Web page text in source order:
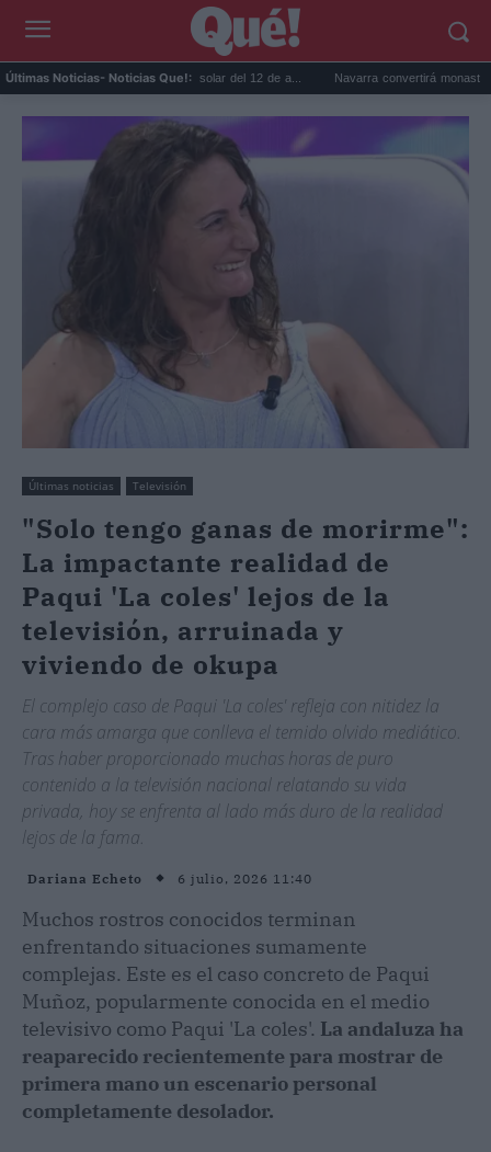
Últimas Noticias- Noticias Que!:
para ver el eclipse solar del 12 de a... Navarra convertirá monasterios y
Últimas noticias Televisión
"Solo tengo ganas de morirme":
La impactante realidad de
Paqui 'La coles' lejos de la
televisión, arruinada y
viviendo de okupa
El complejo caso de Paqui 'La coles' refleja con nitidez la
cara más amarga que conlleva el temido olvido mediático.
Tras haber proporcionado muchas horas de puro
contenido a la televisión nacional relatando su vida
privada, hoy se enfrenta al lado más duro de la realidad
lejos de la fama.
Dariana Echeto 6 julio, 2026 11:40
Muchos rostros conocidos terminan
enfrentando situaciones sumamente
complejas. Este es el caso concreto de Paqui
Muñoz, popularmente conocida en el medio
televisivo como Paqui 'La coles'. La andaluza ha
reaparecido recientemente para mostrar de
primera mano un escenario personal
completamente desolador.